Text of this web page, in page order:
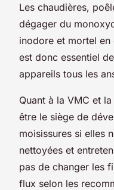
Les chaudières,
dégager du
inodore et mortel
est donc essentiel
appareils tous les
Quant à la VMC et
être le siège de
moisissures si elles
nettoyées et
pas de changer les
flux selon les